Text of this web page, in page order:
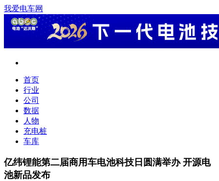
我爱电车网
首页
行业
公司
数据
人物
充电桩
车库
亿纬锂能第二届商用车电池科技日圆满举办 开源电
池新品发布